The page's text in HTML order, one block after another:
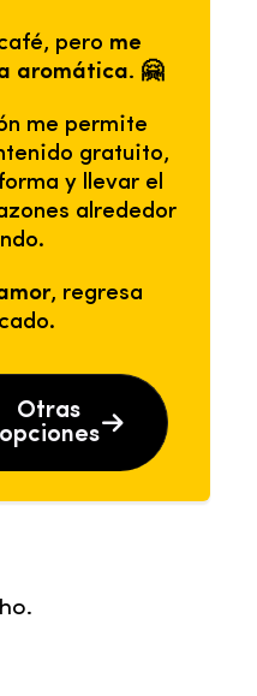
pero me
aromática. 🤗
me permite
gratuito,
y llevar el
alrededor
, regresa
Otras
opciones